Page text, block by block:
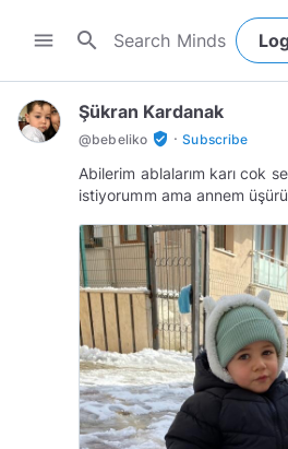
menu search
Şükran Kardanak
@bebeliko verified_user · Subscribe
Abilerim ablalarım karı cok
istiyorumm ama annem